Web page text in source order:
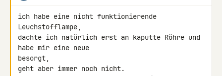
ich habe eine nicht funktionierende
Leuchstofflampe,
dachte ich natürlich erst an kaputte Röhre und
habe mir eine neue
besorgt,
geht aber immer noch nicht.